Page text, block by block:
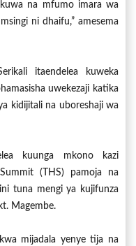
na mfumo imara wa
ni dhaifu,” amesema
itaendelea kuweka
uwekezaji katika
kidijitali na uboreshaji wa
kuunga mkono kazi
(THS) pamoja na
tuna mengi ya kujifunza
Magembe.
mijadala yenye tija na